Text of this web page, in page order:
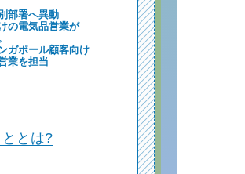
部署へ異動
の電気品営業が
ガポール顧客向け
業を担当
ととは?